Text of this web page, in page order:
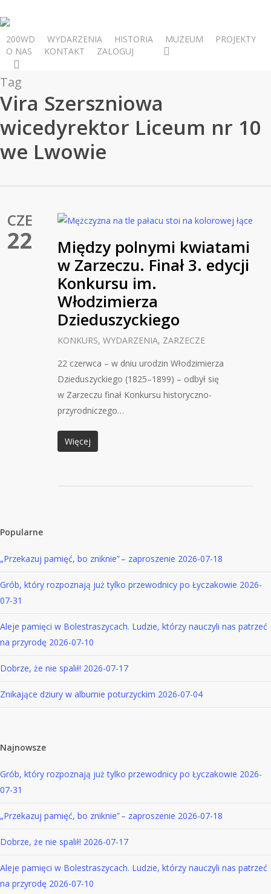
to
main
content
200WD WYDARZENIA HISTORIA MUZEUM
PROJEKTY
O NAS
KONTAKT ZALOGUJ facebook
Tag
Vira Szerszniowa
wicedyrektor Liceum nr 10
we Lwowie
CZE
22
Między polnymi kwiatami
w Zarzeczu. Finał 3. edycji
Konkursu im.
Włodzimierza
Dzieduszyckiego
KONKURS, WYDARZENIA, ZARZECZE
22 czerwca – w dniu urodzin Włodzimierza
Dzieduszyckiego (1825–1899) – odbył się
w Zarzeczu finał Konkursu historyczno-
przyrodniczego…
Więcej
Popularne
„Przekazuj pamięć, bo zniknie” – zaproszenie 2026-07-18
Grób, który rozpoznają już tylko przewodnicy po Łyczakowie 2026-
07-31
Aleje pamięci w Bolestraszycach. Ludzie, którzy nauczyli nas patrzeć
na przyrodę 2026-07-10
Dobrze, że nie spalił! 2026-07-17
Znikające dziury w albumie poturzyckim 2026-07-04
Najnowsze
Grób, który rozpoznają już tylko przewodnicy po Łyczakowie 2026-
07-31
„Przekazuj pamięć, bo zniknie” – zaproszenie 2026-07-18
Dobrze, że nie spalił! 2026-07-17
Aleje pamięci w Bolestraszycach. Ludzie, którzy nauczyli nas patrzeć
na przyrodę 2026-07-10